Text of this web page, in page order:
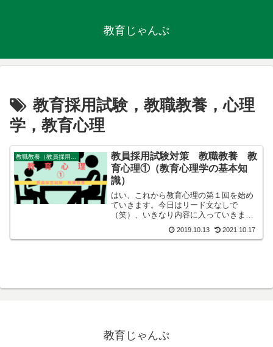
教育じゃんぷ
教育採用試験，教職教養，心理
学，教育心理
教員採用試験対策 教職教養 教
育心理①（教育心理学の基本知
識）
はい、これから教育心理の第１回を始め
ていきます。今日はリード文なしで
（笑）、いきなり内容に入っていきます
よーー。教育心理という科目についてこ
の科目は、心理学の中でも、教育心理学
2019.10.13 2021.10.17
教育じゃんぷ